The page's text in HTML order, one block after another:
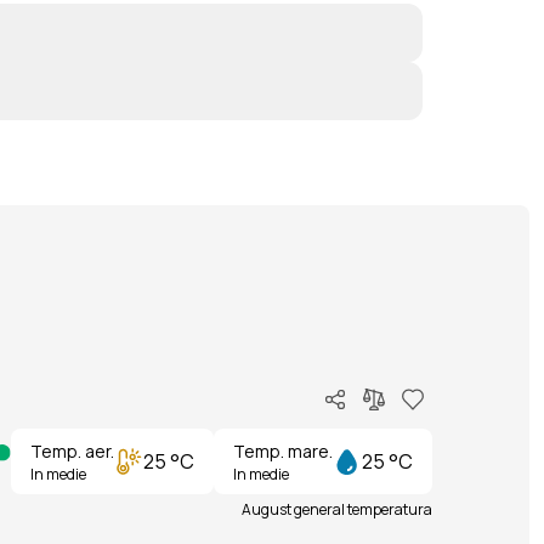
Temp. aer.
In medie 25 °C Temp. mare.
In medie 25 °C
August general temperatura